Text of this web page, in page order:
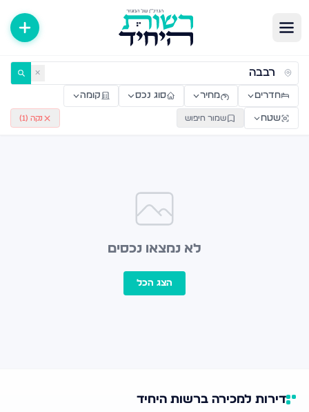
דירות למכירה ולהשכרה — רשות היחיד ✕
חדרים מחיר סוג נכס קומה
שטח שמור חיפוש נקה ( 1
)
לא נמצאו נכסים
הצג הכל
דירות למכירה ברשות היחיד